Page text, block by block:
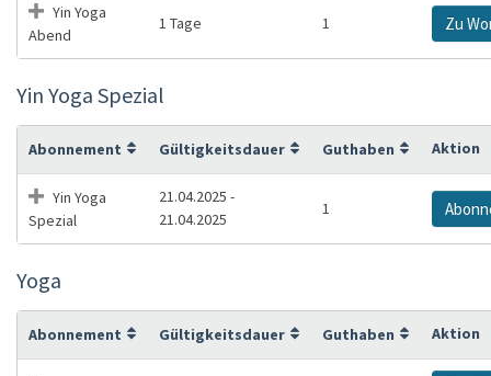
Yin Yoga
Abend
1 Tage 1 Zu
Yin Yoga Spezial
Abonnement Gültigkeitsdauer Guthaben Aktion
Yin Yoga
Spezial
21.04.2025 -
21.04.2025
1
Yoga
Abonnement Gültigkeitsdauer Guthaben Aktion